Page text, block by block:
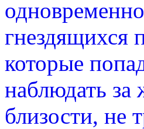
гнездящихся
которые
наблюдать за
близости, не